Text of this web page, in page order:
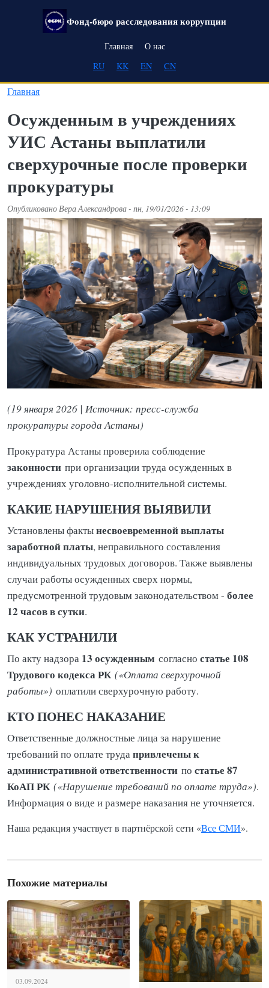
Перейти к основному содержанию
Фонд-бюро расследования коррупции
Main navigation
Главная
О нас
RU
KK EN CN
Главная
Осужденным в учреждениях
УИС Астаны выплатили
сверхурочные после проверки
прокуратуры
ОпубликованоВера Александрова- пн, 19/01/2026 - 13:09
(19 января 2026 | Источник: пресс-служба
прокуратуры города Астаны)
Прокуратура Астаны проверила соблюдение
законности при организации труда осужденных в
учреждениях уголовно-исполнительной системы.
КАКИЕ НАРУШЕНИЯ ВЫЯВИЛИ
Установлены фактынесвоевременной выплаты
заработной платы, неправильного составления
индивидуальных трудовых договоров. Также выявлены
случаи работы осужденных сверх нормы,
предусмотренной трудовым законодательством - более
12 часов в сутки.
КАК УСТРАНИЛИ
По акту надзора 13 осужденным согласно статье 108
Трудового кодекса РК («Оплата сверхурочной
работы») оплатили сверхурочную работу.
КТО ПОНЕС НАКАЗАНИЕ
Ответственные должностные лица за нарушение
требований по оплате трудапривлечены к
административной ответственности по статье 87
КоАП РК («Нарушение требований по оплате труда»).
Информация о виде и размере наказания не уточняется.
Наша редакция участвует в партнёрской сети «Все СМИ».
Похожие материалы
03.09.2024